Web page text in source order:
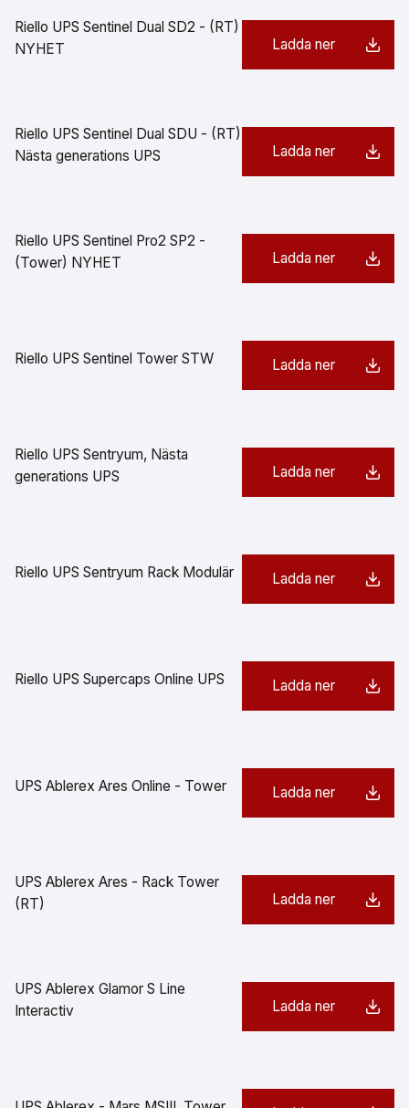
Riello UPS Sentinel Dual SD2 - (RT)
NYHET
Ladda ner
Riello UPS Sentinel Dual SDU - (RT)
Nästa generations UPS
Ladda ner
Riello UPS Sentinel Pro2 SP2 -
(Tower) NYHET
Ladda ner
Riello UPS Sentinel Tower STW Ladda ner
Riello UPS Sentryum, Nästa
generations UPS
Ladda ner
Riello UPS Sentryum Rack Modulär Ladda ner
Riello UPS Supercaps Online UPS Ladda ner
UPS Ablerex Ares Online - Tower Ladda ner
UPS Ablerex Ares - Rack Tower
(RT)
Ladda ner
UPS Ablerex Glamor S Line
Interactiv
Ladda ner